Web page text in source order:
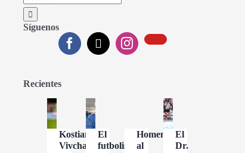
Síguenos
Recientes
Kostiantyn
Vivcharenko
El
futbolista
Homenaje
al
El
Dr.